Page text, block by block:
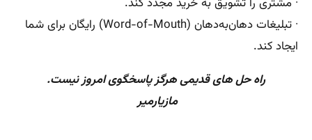
· تبلیغات دهان‌به‌دهان (Word-of-Mouth) رایگان برای شما
ایجاد کند.
راه حل های قدیمی هرگز پاسخگوی امروز نیست.
مازیارمیر